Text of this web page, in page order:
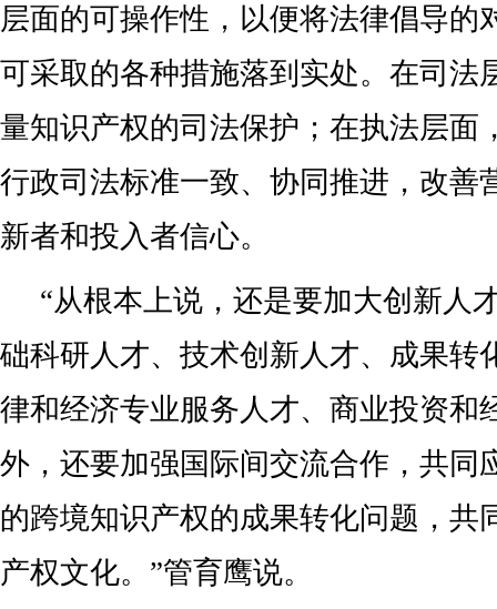
层面的可操作性，以便将法律倡导的
可采取的各种措施落到实处。在司法
量知识产权的司法保护；在执法层面
行政司法标准一致、协同推进，改善
新者和投入者信心。
“从根本上说，还是要加大创新人
础科研人才、技术创新人才、成果转
律和经济专业服务人才、商业投资和
外，还要加强国际间交流合作，共同
的跨境知识产权的成果转化问题，共
产权文化。”管育鹰说。